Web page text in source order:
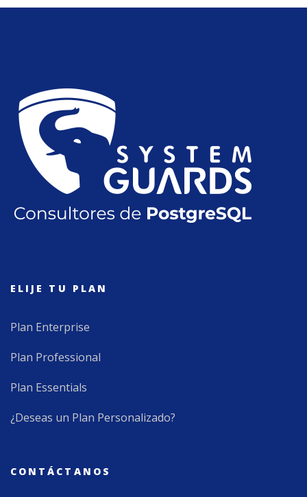
ELIJE TU PLAN
Plan Enterprise
Plan Professional
Plan Essentials
¿Deseas un Plan Personalizado?
CONTÁCTANOS